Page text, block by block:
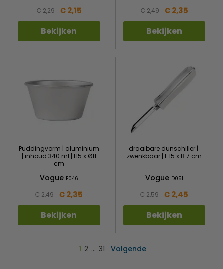
€ 2,29 € 2,15
Bekijken
€ 2,49 € 2,35
Bekijken
Puddingvorm | aluminium
| inhoud 340 ml | H5 x Ø11
cm
Vogue E046
€ 2,49 € 2,35
Bekijken
draaibare dunschiller |
zwenkbaar | L 15 x B 7 cm
Vogue D051
€ 2,59 € 2,45
Bekijken
1 2 … 31 Volgende